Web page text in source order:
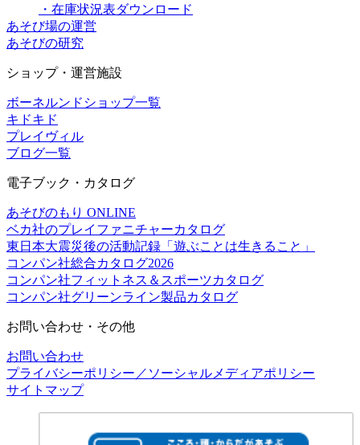
・在庫状況表ダウンロード
あそび場の運営
あそびの研究
ショップ・運営施設
ボーネルンドショップ一覧
キドキド
プレイヴィル
ブログ一覧
電子ブック・カタログ
あそびのもり ONLINE
ベカ社のプレイファニチャーカタログ
東日本大震災後の活動記録「遊ぶことは生きること」
コンパン社総合カタログ2026
コンパン社フィットネス＆スポーツカタログ
コンパン社グリーンライン製品カタログ
お問い合わせ・その他
お問い合わせ
プライバシーポリシー／ソーシャルメディアポリシー
サイトマップ